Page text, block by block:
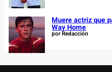
Muere actriz que
Way Home
por Redacción